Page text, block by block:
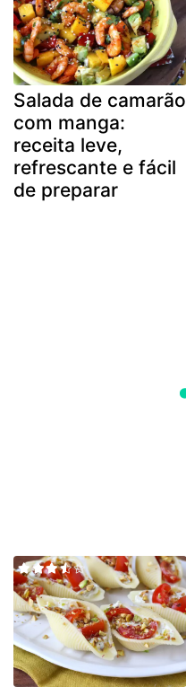
Salada de camarão
com manga:
receita leve,
refrescante e fácil
de preparar